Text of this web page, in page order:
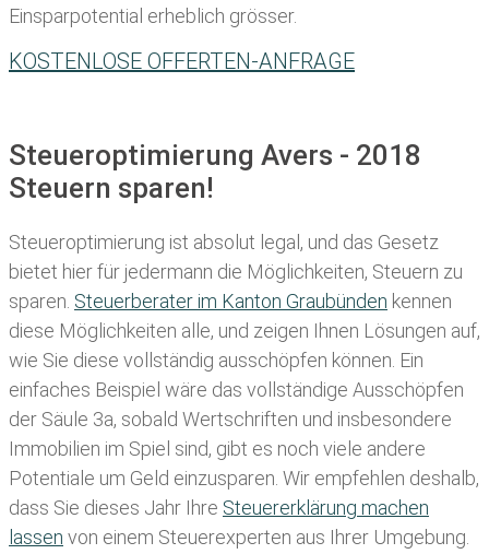
Einsparpotential erheblich grösser.
KOSTENLOSE OFFERTEN-ANFRAGE
Steueroptimierung Avers - 2018
Steuern sparen!
Steueroptimierung ist absolut legal, und das Gesetz
bietet hier für jedermann die Möglichkeiten, Steuern zu
sparen. Steuerberater im K anton Graubünden kennen
diese Möglichkeiten alle, und zeigen Ihnen Lösungen auf,
wie Sie diese vollständig ausschöpfen können. Ein
einfaches Beispiel wäre das vollständige Ausschöpfen
der Säule 3a, sobald Wertschriften und insbesondere
Immobilien im Spiel sind, gibt es noch viele andere
Potentiale um Geld einzusparen. Wir empfehlen deshalb,
dass Sie dieses Jahr Ihre Steuererklärung machen
lassen von einem Steuerexperten aus Ihrer Umgebung.